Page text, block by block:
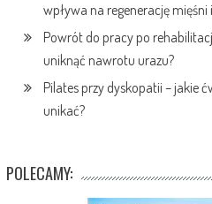
wpływa na regenerację
Powrót do pracy po
uniknąć nawrotu urazu?
Pilates przy dyskopatii – jakie
unikać?
POLECAMY: